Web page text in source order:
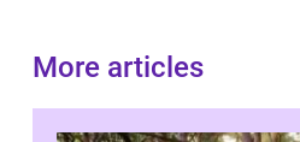
More articles